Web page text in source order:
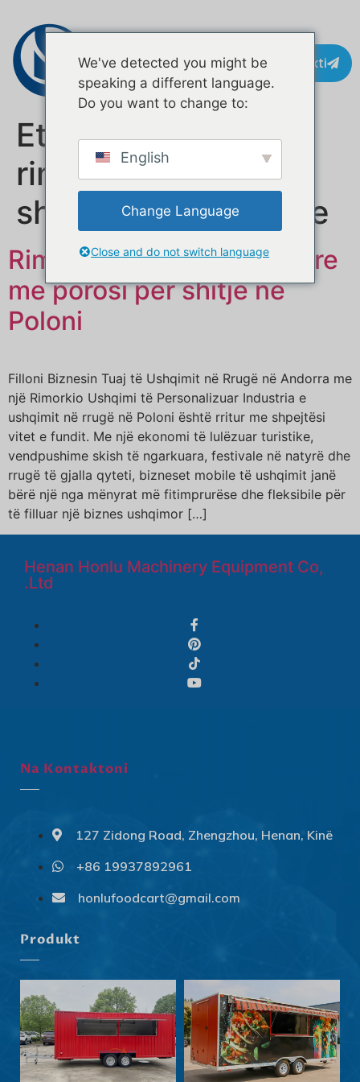
Kontakti
Etiketë:prodhues
rimorkiosh për
shërbime ushqimore
Rimorkio mobile ushqimore
me porosi për shitje në
Poloni
Filloni Biznesin Tuaj të Ushqimit në Rrugë në Andorra me
një Rimorkio Ushqimi të Personalizuar Industria e
ushqimit në rrugë në Poloni është rritur me shpejtësi
vitet e fundit. Me një ekonomi të lulëzuar turistike,
vendpushime skish të ngarkuara, festivale në natyrë dhe
rrugë të gjalla qyteti, bizneset mobile të ushqimit janë
bërë një nga mënyrat më fitimprurëse dhe fleksibile për
të filluar një biznes ushqimor […]
Henan Honlu Machinery Equipment Co,
.Ltd
Na Kontaktoni
127 Zidong Road, Zhengzhou, Henan, Kinë
+86 19937892961
honlufoodcart@gmail.com
Produkt
We've detected you might be
speaking a different language.
Do you want to change to:
English
Change Language
Close and do not switch language
Maori
Eesti
Български
Slovenčina